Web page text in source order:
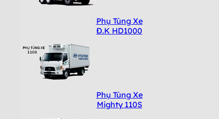
Phụ Tùng Xe
Đ.K HD1000
Phụ Tùng Xe
Mighty 110S